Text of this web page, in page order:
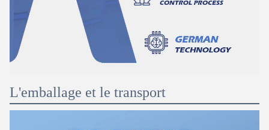
L'emballage et le transport